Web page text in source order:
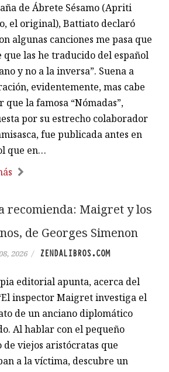
de Ábrete Sésamo (Apriti
el original), Battiato declaró
algunas canciones me pasa que
que las he traducido del español
y no a la inversa”. Suena a
evidentemente, mas cabe
que la famosa “Nómadas”,
por su estrecho colaborador
fue publicada antes en
que en…
recomienda: Maigret y los
de Georges Simenon
2026 / ZENDALIBROS.COM
editorial apunta, acerca del
inspector Maigret investiga el
de un anciano diplomático
Al hablar con el pequeño
de viejos aristócratas que
a la víctima, descubre un